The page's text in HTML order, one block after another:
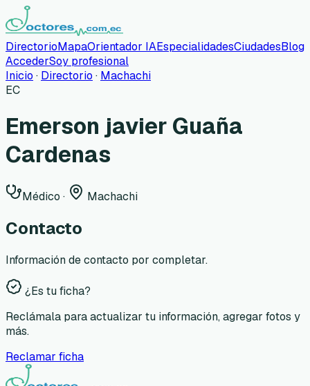
DirectorioMapaOrientador IAEspecialidadesCiudadesBlog
AccederSoy profesional
Inicio · Directorio · Machachi
EC
Emerson javier Guaña
Cardenas
Médico · Machachi
Contacto
Información de contacto por completar.
¿Es tu ficha?
Reclámala para actualizar tu información, agregar fotos y
más.
Reclamar ficha